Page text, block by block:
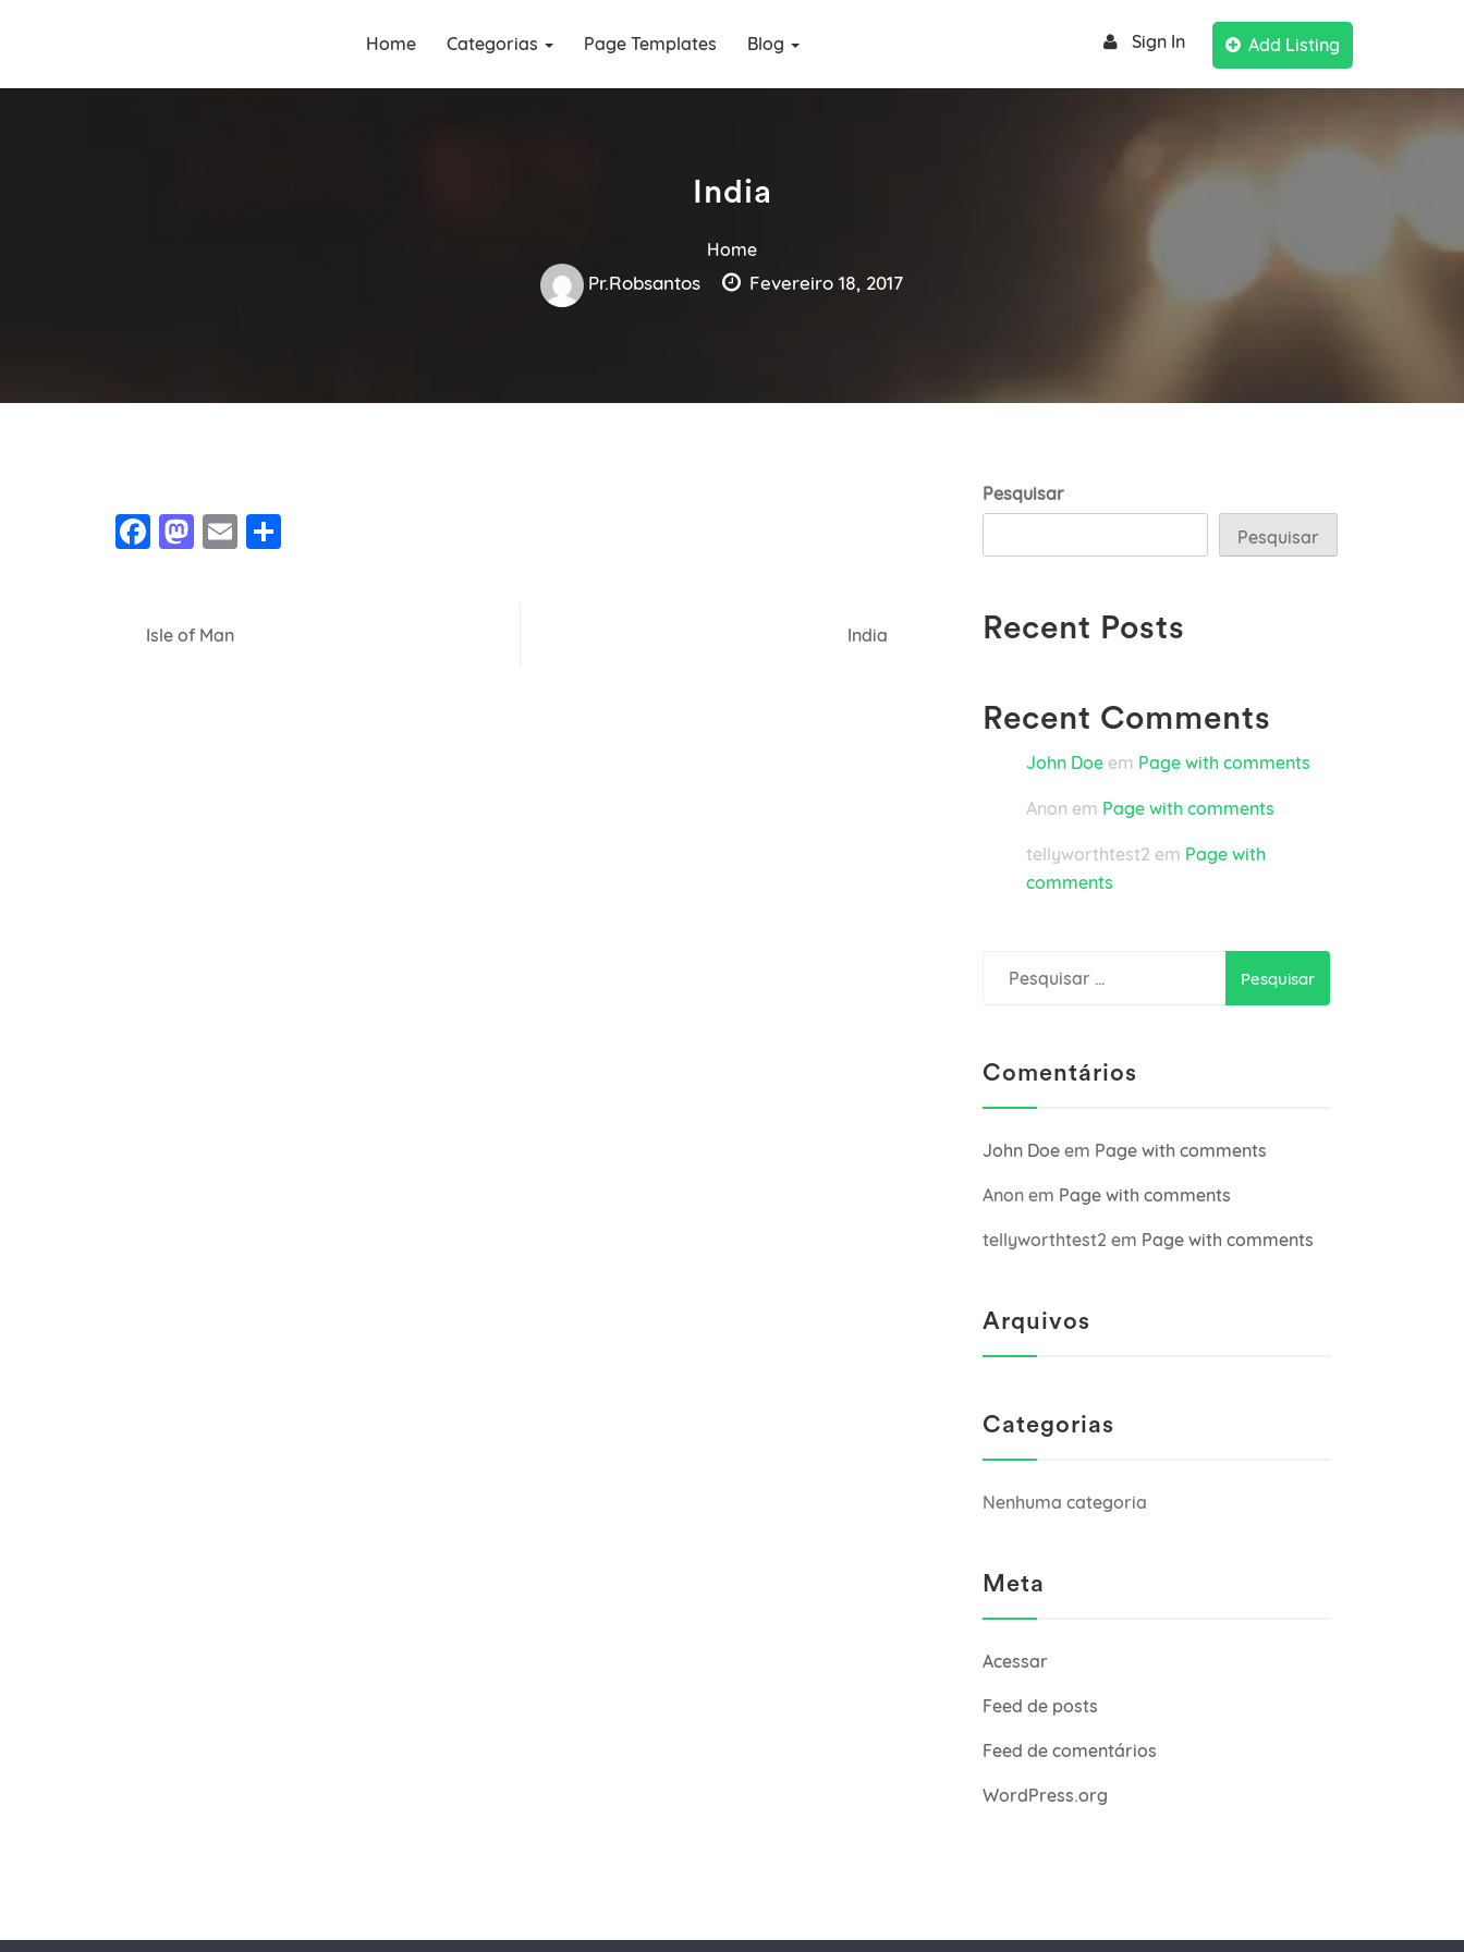
busca serviços e profissionais
Home Categorias Page Templates Blog Sign In Add Listing
India
Home
Pr.robsantos Fevereiro 18, 2017
Facebook
Mastodon
Email
Navegação
Isle of Man India
Pesquisar
Pesquisar
Recent Posts
Recent Comments
John Doe em Page with comments
Anon em Page with comments
tellyworthtest2 em Page with
comments
por:
Comentários
John Doe em Page with comments
Anon em Page with comments
tellyworthtest2 em Page with comments
Arquivos
Categorias
Nenhuma categoria
Meta
Acessar
Feed de posts
Feed de comentários
WordPress.org